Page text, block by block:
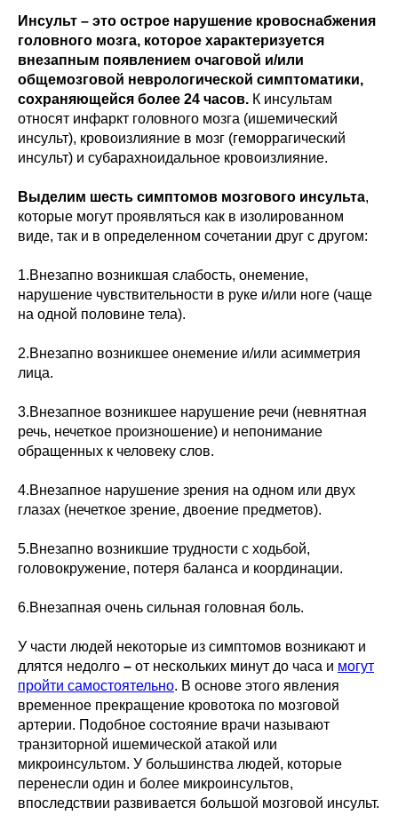
Инсульт – это острое нарушение кровоснабжения
головного мозга, которое характеризуется
внезапным появлением очаговой и/или
общемозговой неврологической симптоматики,
сохраняющейся более 24 часов. К инсультам
относят инфаркт головного мозга (ишемический
инсульт), кровоизлияние в мозг (геморрагический
инсульт) и субарахноидальное кровоизлияние.
Выделим шесть симптомов мозгового инсульта,
которые могут проявляться как в изолированном
виде, так и в определенном сочетании друг с другом:
1.Внезапно возникшая слабость, онемение,
нарушение чувствительности в руке и/или ноге (чаще
на одной половине тела).
2.Внезапно возникшее онемение и/или асимметрия
лица.
3.Внезапное возникшее нарушение речи (невнятная
речь, нечеткое произношение) и непонимание
обращенных к человеку слов.
4.Внезапное нарушение зрения на одном или двух
глазах (нечеткое зрение, двоение предметов).
5.Внезапно возникшие трудности с ходьбой,
головокружение, потеря баланса и координации.
6.Внезапная очень сильная головная боль.
У части людей некоторые из симптомов возникают и
длятся недолго – от нескольких минут до часа и могут
пройти самостоятельно. В основе этого явления
временное прекращение кровотока по мозговой
артерии. Подобное состояние врачи называют
транзиторной ишемической атакой или
микроинсультом. У большинства людей, которые
перенесли один и более микроинсультов,
впоследствии развивается большой мозговой инсульт.